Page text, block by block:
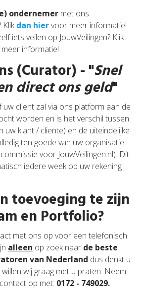
ondernemer met ons
Klikdan hiervoor meer informatie!
iets veilen op JouwVeilingen? Klik
informatie!
(Curator) - "Snel
direct ons geld"
client zal via ons platform aan de
worden en is het verschil tussen
uw klant / cliente) en de uiteindelijke
ten goede van uw organisatie
voor JouwVeilingen.nl). Dit
iedere week op uw rekening
toevoeging te zijn
en Portfolio?
met ons op voor een telefonisch
alleen op zoek naar de beste
van Nederland dus denkt u
wij graag met u praten. Neem
op met: 0172 - 749029.